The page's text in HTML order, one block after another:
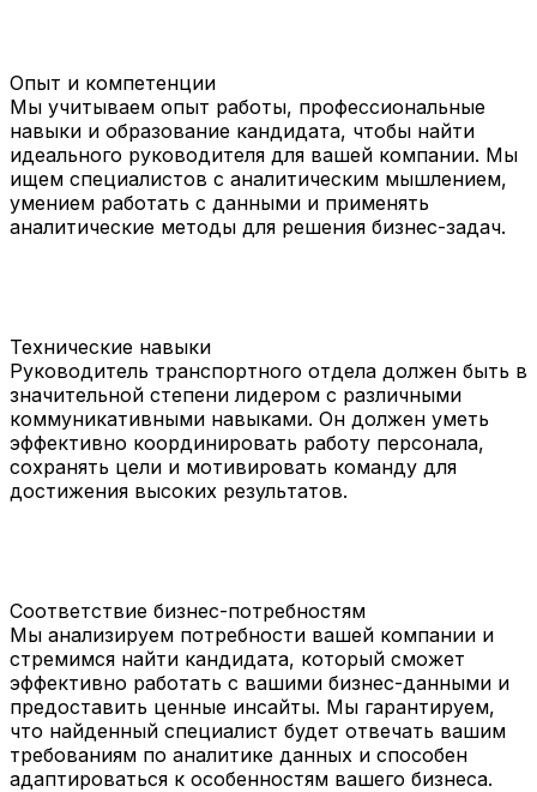
Опыт и компетенции
Мы учитываем опыт работы, профессиональные
навыки и образование кандидата, чтобы найти
идеального руководителя для вашей компании. Мы
ищем специалистов с аналитическим мышлением,
умением работать с данными и применять
аналитические методы для решения бизнес-задач.
Технические навыки
Руководитель транспортного отдела должен быть в
значительной степени лидером с различными
коммуникативными навыками. Он должен уметь
эффективно координировать работу персонала,
сохранять цели и мотивировать команду для
достижения высоких результатов.
Соответствие бизнес-потребностям
Мы анализируем потребности вашей компании и
стремимся найти кандидата, который сможет
эффективно работать с вашими бизнес-данными и
предоставить ценные инсайты. Мы гарантируем,
что найденный специалист будет отвечать вашим
требованиям по аналитике данных и способен
адаптироваться к особенностям вашего бизнеса.